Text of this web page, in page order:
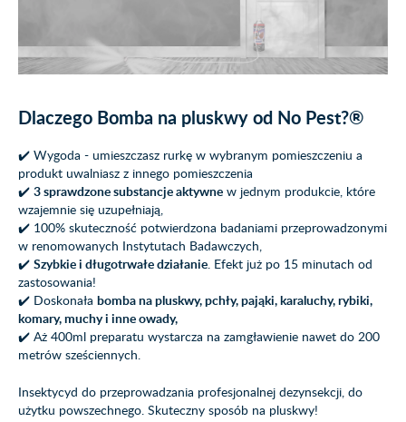
Dlaczego Bomba na pluskwy od No Pest?®
✔️ Wygoda - umieszczasz rurkę w wybranym pomieszczeniu a
produkt uwalniasz z innego pomieszczenia
✔️ 3 sprawdzone substancje aktywne w jednym produkcie, które
wzajemnie się uzupełniają,
✔️ 100% skuteczność potwierdzona badaniami przeprowadzonymi
w renomowanych Instytutach Badawczych,
✔️ Szybkie i długotrwałe działanie. Efekt już po 15 minutach od
zastosowania!
✔️ Doskonała bomba na pluskwy, pchły, pająki, karaluchy, rybiki,
komary, muchy i inne owady,
✔️ Aż 400ml preparatu wystarcza na zamgławienie nawet do 200
metrów sześciennych.
Insektycyd do przeprowadzania profesjonalnej dezynsekcji, do
użytku powszechnego. Skuteczny sposób na pluskwy!